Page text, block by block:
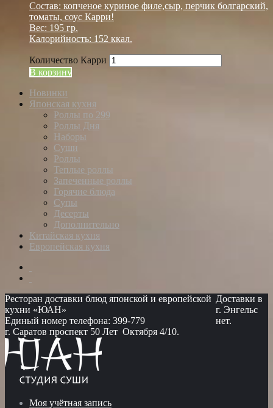
Состав: копченое куриное филе,сыр, перчик болгарский,
томаты, соус Карри!
Вес: 195 гр.
Калорийность: 152 ккал.
Количество Карри
В корзину
Новинки
Японская кухня
Роллы по 299
Роллы Дня
Наборы
Суши
Роллы
Теплые роллы
Запеченные роллы
Горячие блюда
Супы
Десерты
Дополнительно
Китайская кухня
Европейская кухня
Ресторан доставки блюд японской и европейской
кухни «ЮАН»
Единый номер телефона: 399-779
г. Саратов проспект 50 Лет Октября 4/10.
Доставки в
г. Энгельс
нет.
Моя учётная запись